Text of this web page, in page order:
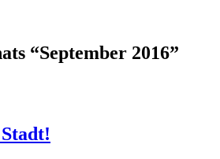
“September 2016”